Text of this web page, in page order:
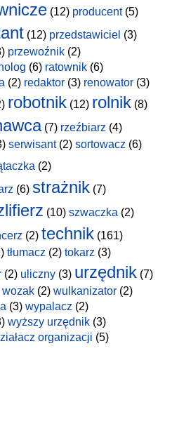
(12) producent(5)
(12) przedstawiciel (3)
przewoźnik (2)
(6) ratownik (6)
(2) redaktor (3) renowator (3)
robotnik (12) rolnik (8)
(7) rzeźbiarz (4)
serwisant(2) sortowacz (6)
(2)
(6) strażnik (7)
(10) szwaczka (2)
(2) technik (161)
tłumacz (2) tokarz (3)
(2) uliczny (3) urzędnik (7)
wozak (2) wulkanizator (2)
(3) wypalacz (2)
wyższy urzędnik (3)
organizacji (5)